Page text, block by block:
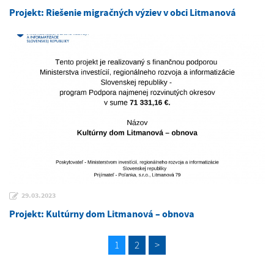
Projekt: Riešenie migračných výziev v obci Litmanová
29.03.2023
Projekt: Kultúrny dom Litmanová – obnova
1 2 >